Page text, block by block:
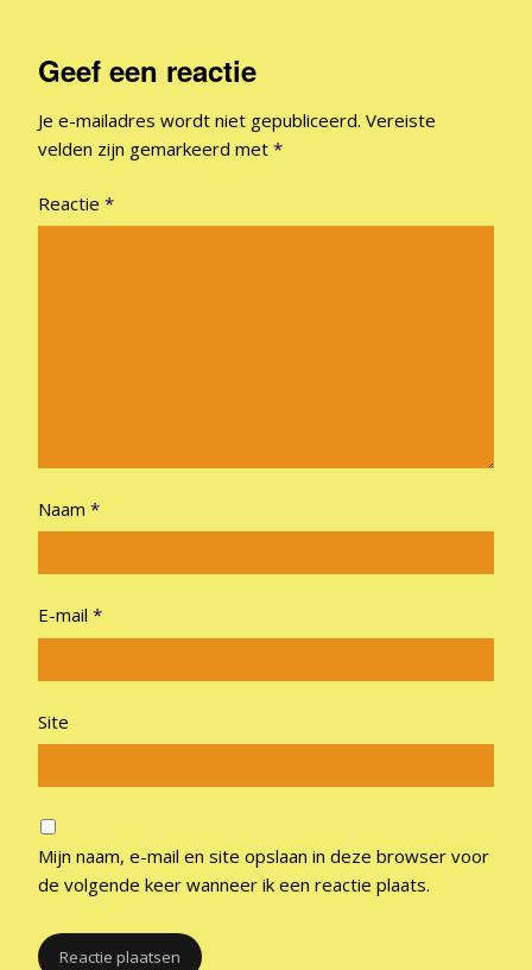
Geef een reactie
Je e-mailadres wordt niet gepubliceerd. Vereiste
velden zijn gemarkeerd met *
Reactie *
Naam *
E-mail *
Site
Mijn naam, e-mail en site opslaan in deze browser voor
de volgende keer wanneer ik een reactie plaats.